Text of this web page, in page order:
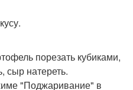
порезать кубиками,
сыр натереть.
"Поджаривание" в